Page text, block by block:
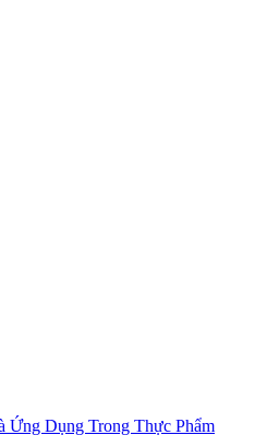
Ứng Dụng Trong Thực Phẩm